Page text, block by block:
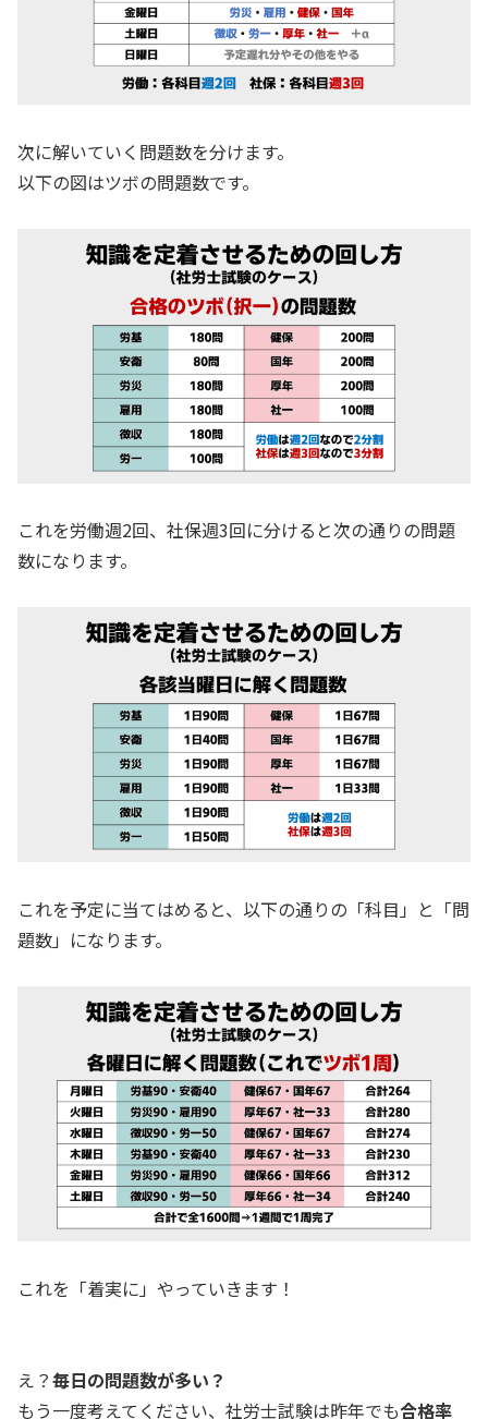
次に解いていく問題数を分けます。
以下の図はツボの問題数です。
これを労働週2回、社保週3回に分けると次の通りの問題
数になります。
これを予定に当てはめると、以下の通りの「科目」と「問
題数」になります。
これを「着実に」やっていきます！
え？毎日の問題数が多い？
もう一度考えてください、社労士試験は昨年でも合格率